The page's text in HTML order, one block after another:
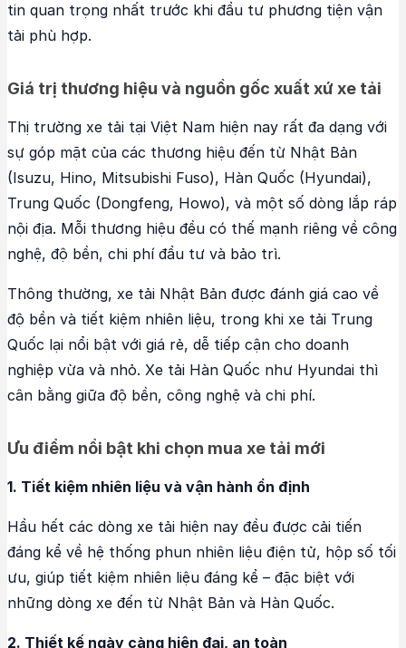
tin quan trọng nhất trước khi đầu tư phương tiện vận
tải phù hợp.
Giá trị thương hiệu và nguồn gốc xuất xứ xe tải
Thị trường xe tải tại Việt Nam hiện nay rất đa dạng với
sự góp mặt của các thương hiệu đến từ Nhật Bản
(Isuzu, Hino, Mitsubishi Fuso), Hàn Quốc (Hyundai),
Trung Quốc (Dongfeng, Howo), và một số dòng lắp ráp
nội địa. Mỗi thương hiệu đều có thế mạnh riêng về công
nghệ, độ bền, chi phí đầu tư và bảo trì.
Thông thường, xe tải Nhật Bản được đánh giá cao về
độ bền và tiết kiệm nhiên liệu, trong khi xe tải Trung
Quốc lại nổi bật với giá rẻ, dễ tiếp cận cho doanh
nghiệp vừa và nhỏ. Xe tải Hàn Quốc như Hyundai thì
cân bằng giữa độ bền, công nghệ và chi phí.
Ưu điểm nổi bật khi chọn mua xe tải mới
1. Tiết kiệm nhiên liệu và vận hành ổn định
Hầu hết các dòng xe tải hiện nay đều được cải tiến
đáng kể về hệ thống phun nhiên liệu điện tử, hộp số tối
ưu, giúp tiết kiệm nhiên liệu đáng kể – đặc biệt với
những dòng xe đến từ Nhật Bản và Hàn Quốc.
2. Thiết kế ngày càng hiện đại, an toàn